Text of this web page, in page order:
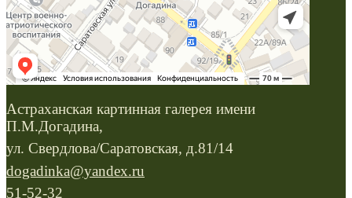
Астраханская картинная галерея имени
П.М.Догадина,
ул. Свердлова/Саратовская, д.81/14
dogadinka@yandex.ru
51-52-32